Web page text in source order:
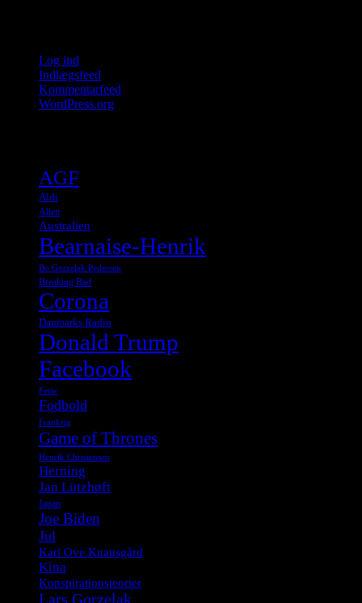
Log ind
Indlægsfeed
Kommentarfeed
WordPress.org
AGF
Aldi
Alien
Australien
Bearnaise-Henrik
Bo Gorzelak Pedersen
Breaking Bad
Corona
Danmarks Radio
Donald Trump
Facebook
Ferie
Fodbold
Frankrig
Game of Thrones
Henrik Christensen
Herning
Jan Lützhøft
Japan
Joe Biden
Jul
Karl Ove Knausgård
Kina
Konspirationsteorier
Lars Gorzelak